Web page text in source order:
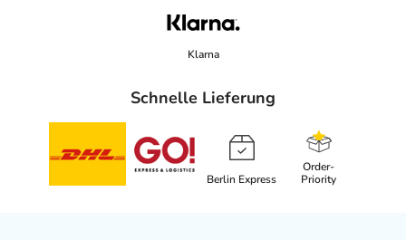
Klarna
Schnelle Lieferung
Berlin Express
Order-
Priority